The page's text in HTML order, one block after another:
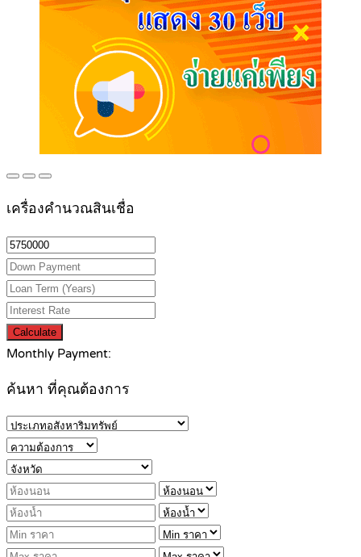
เครื่องคำนวณสินเชื่อ
Calculate
Monthly Payment:
ค้นหา ที่คุณต้องการ